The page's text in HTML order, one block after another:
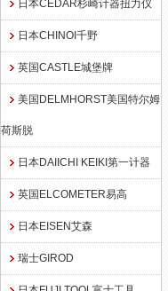
日本CEDAR杉崎计器扭力仪
日本CHINOI千野
英国CASTLE城堡牌
美国DELMHORST美国特尔姆
荷斯脱
日本DAIICHI KEIKI第一计器
英国ELCOMETER易高
日本EISEN艾森
瑞士GIROD